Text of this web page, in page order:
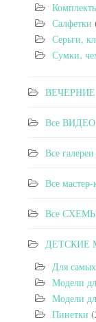
Салфетки
Серьги,
Сумки,
Все ВИДЕО
Все
Все
Все СХЕМЫ
ДЕТСКИЕ
Для
Модели
Модели
Пинетки